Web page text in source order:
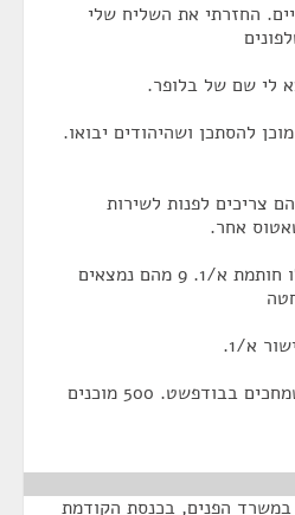
החזרתי את השליח שלי
לי שם של בלופר.
להסתכן ושהיהודים יבואו.
צריכים לפנות לשירות
אחר.
הם פנו למשרד הפנים וקיבלו חותמת א/1. 9 מהם נמצאים
א/1.
יש היום 300-200 יהודים שמחכים בבודפשט. 500 מוכנים
הפנים, בכנסת הקודמת